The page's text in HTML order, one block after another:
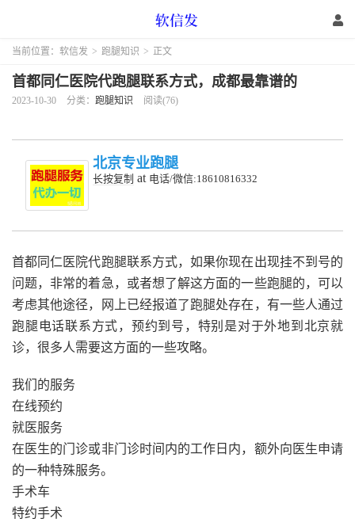
当前位置： 软信发 > 跑腿知识 > 正文
首都同仁医院代跑腿联系方式，成都最靠谱的
2023-10-30 分类： 跑腿知识 阅读(76)
北京专业跑腿
长按复制 at 电话/微信:18610816332
首都同仁医院代跑腿联系方式，如果你现在出现挂不到号的
问题，非常的着急，或者想了解这方面的一些跑腿的，可以
考虑其他途径，网上已经报道了跑腿处存在，有一些人通过
跑腿电话联系方式，预约到号，特别是对于外地到北京就
诊，很多人需要这方面的一些攻略。
我们的服务
在线预约
就医服务
在医生的门诊或非门诊时间内的工作日内，额外向医生申请
的一种特殊服务。
手术车
特约手术